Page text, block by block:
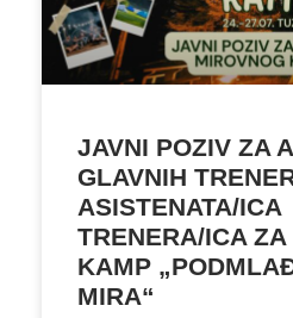
JAVNI POZIV ZA
GLAVNIH
ASISTENATA/ICA
TRENERA/ICA ZA
KAMP
MIRA“